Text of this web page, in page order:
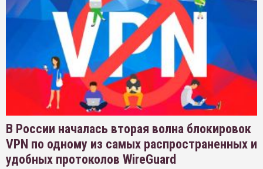
В России началась вторая волна блокировок
VPN по одному из самых распространенных и
удобных протоколов WireGuard